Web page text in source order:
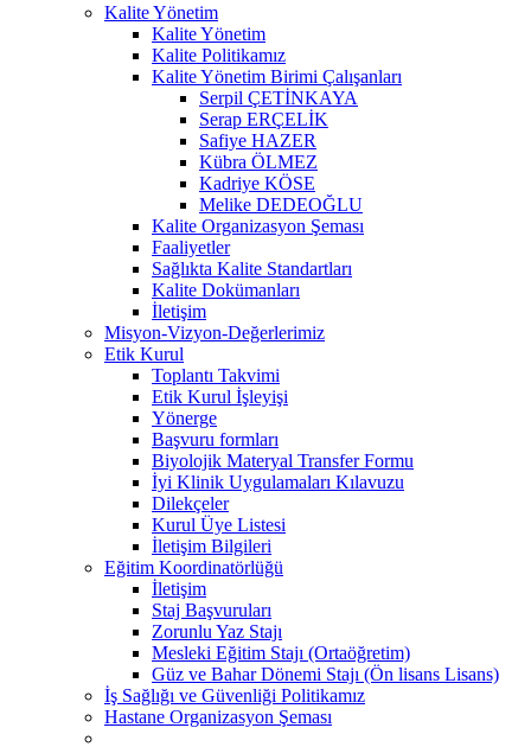
Kalite Yönetim
Kalite Yönetim
Kalite Politikamız
Kalite Yönetim Birimi Çalışanları
Serpil ÇETİNKAYA
Serap ERÇELİK
Safiye HAZER
Kübra ÖLMEZ
Kadriye KÖSE
Melike DEDEOĞLU
Kalite Organizasyon Şeması
Faaliyetler
Sağlıkta Kalite Standartları
Kalite Dokümanları
İletişim
Misyon-Vizyon-Değerlerimiz
Etik Kurul
Toplantı Takvimi
Etik Kurul İşleyişi
Yönerge
Başvuru formları
Biyolojik Materyal Transfer Formu
İyi Klinik Uygulamaları Kılavuzu
Dilekçeler
Kurul Üye Listesi
İletişim Bilgileri
Eğitim Koordinatörlüğü
İletişim
Staj Başvuruları
Zorunlu Yaz Stajı
Mesleki Eğitim Stajı (Ortaöğretim)
Güz ve Bahar Dönemi Stajı (Ön lisans Lisans)
İş Sağlığı ve Güvenliği Politikamız
Hastane Organizasyon Şeması